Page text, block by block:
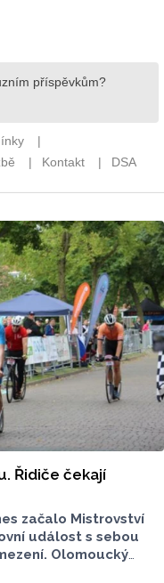
Řidiče čekají
začalo Mistrovství
událost s sebou
Olomoucký